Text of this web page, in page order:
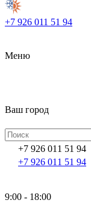
+7 926 011 51 94
Меню
Ваш город
+7 926 011 51 94
+7 926 011 51 94
9:00 - 18:00